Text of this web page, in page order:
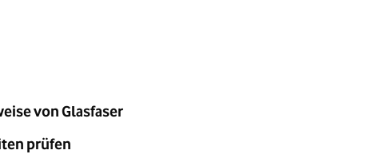
von Glasfaser
prüfen